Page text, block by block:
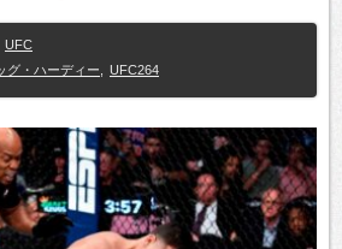
UFC
グ・ハーディー UFC264